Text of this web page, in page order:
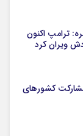
ترامپ اکنون
ویران کرد
مشارکت کشورهای